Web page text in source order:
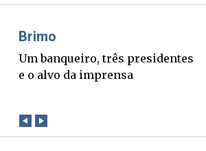
Misael Elias
O Boato corre mais rápido que a
verdade. Mas quem paga a